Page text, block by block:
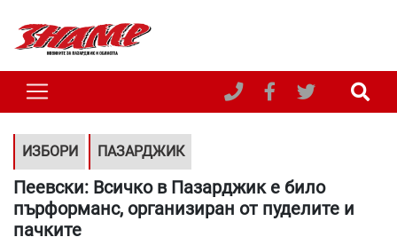
ИЗБОРИ ПАЗАРДЖИК
Пеевски: Всичко в Пазарджик е било
пърформанс, организиран от пуделите и
пачките